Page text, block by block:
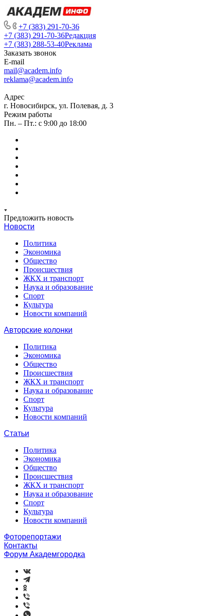
+7 (383) 291-70-36
+7 (383) 291-70-36Редакция
+7 (383) 288-53-40Реклама
Заказать звонок
E-mail
mail@academ.info
reklama@academ.info
Адрес
г. Новосибирск, ул. Полевая, д. 3
Режим работы
Пн. – Пт.: с 9:00 до 18:00
Предложить новость
Новости
Политика
Экономика
Общество
Происшествия
ЖКХ и транспорт
Наука и образование
Спорт
Культура
Новости компаний
Авторские колонки
Политика
Экономика
Общество
Происшествия
ЖКХ и транспорт
Наука и образование
Спорт
Культура
Новости компаний
Статьи
Политика
Экономика
Общество
Происшествия
ЖКХ и транспорт
Наука и образование
Спорт
Культура
Новости компаний
Фоторепортажи
Контакты
Форум Академгородка